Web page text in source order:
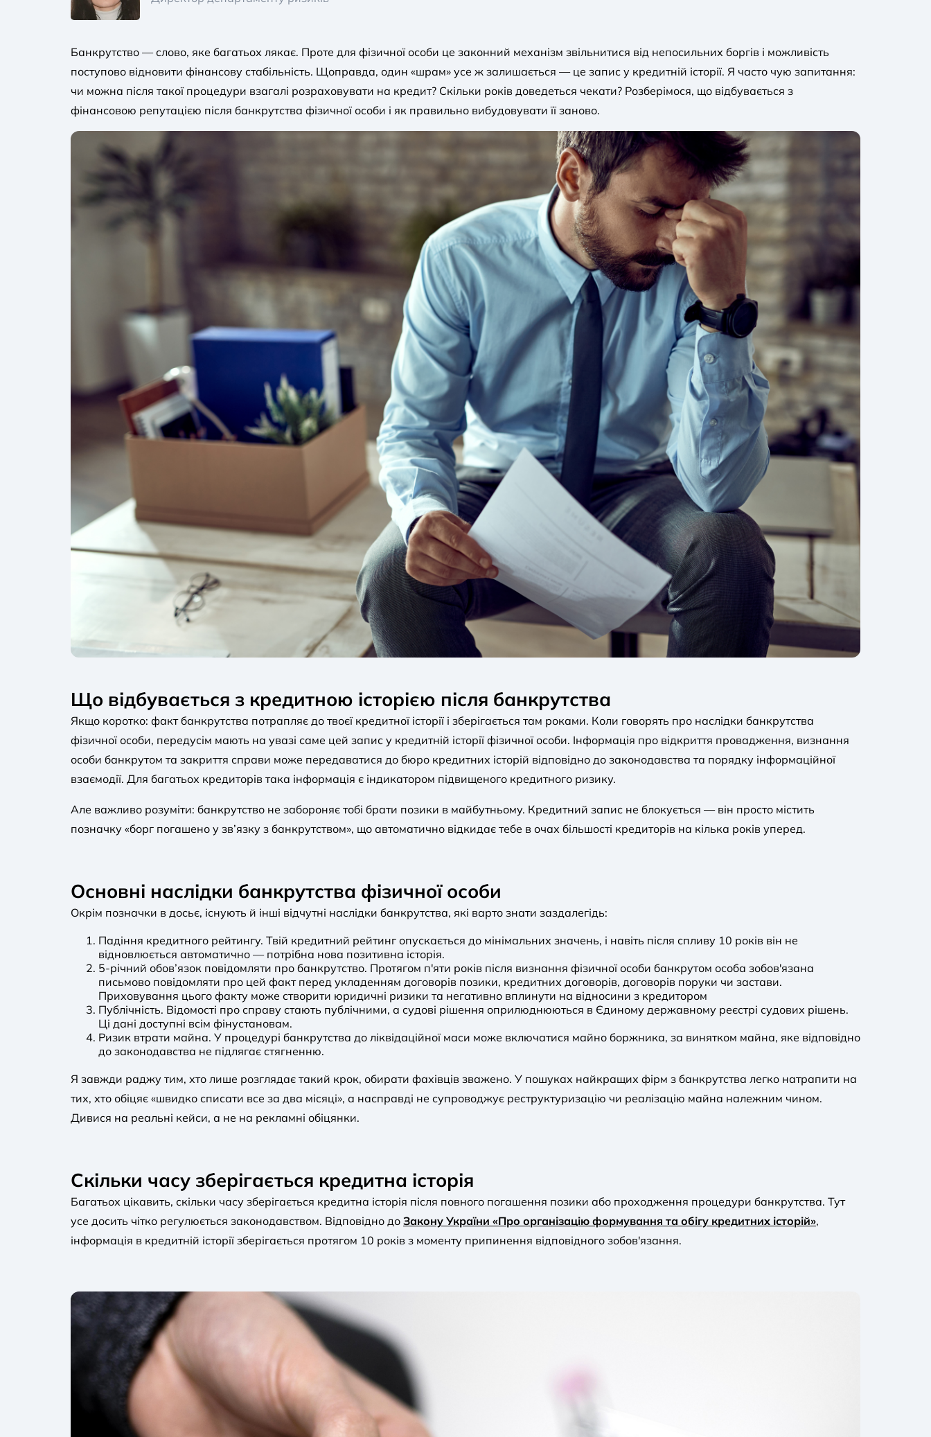
Банкрутство — слово, яке багатьох лякає. Проте для фізичної особи це законний механізм звільнитися від непосильних боргів і можливість
поступово відновити фінансову стабільність. Щоправда, один «шрам» усе ж залишається — це запис у кредитній історії. Я часто чую запитання:
чи можна після такої процедури взагалі розраховувати на кредит? Скільки років доведеться чекати? Розберімося, що відбувається з
фінансовою репутацією після банкрутства фізичної особи і як правильно вибудовувати її заново.
Що відбувається з кредитною історією після банкрутства
Якщо коротко: факт банкрутства потрапляє до твоєї кредитної історії і зберігається там роками. Коли говорять про наслідки банкрутства
фізичної особи, передусім мають на увазі саме цей запис у кредитній історії фізичної особи. Інформація про відкриття провадження, визнання
особи банкрутом та закриття справи може передаватися до бюро кредитних історій відповідно до законодавства та порядку інформаційної
взаємодії. Для багатьох кредиторів така інформація є індикатором підвищеного кредитного ризику.
Але важливо розуміти: банкрутство не забороняє тобі брати позики в майбутньому. Кредитний запис не блокується — він просто містить
позначку «борг погашено у зв’язку з банкрутством», що автоматично відкидає тебе в очах більшості кредиторів на кілька років уперед.
Основні наслідки банкрутства фізичної особи
Окрім позначки в досьє, існують й інші відчутні наслідки банкрутства, які варто знати заздалегідь:
Падіння кредитного рейтингу. Твій кредитний рейтинг опускається до мінімальних значень, і навіть після спливу 10 років він не
відновлюється автоматично — потрібна нова позитивна історія.
5-річний обов’язок повідомляти про банкрутство. Протягом п'яти років після визнання фізичної особи банкрутом особа зобов'язана
письмово повідомляти про цей факт перед укладенням договорів позики, кредитних договорів, договорів поруки чи застави.
Приховування цього факту може створити юридичні ризики та негативно вплинути на відносини з кредитором
Публічність. Відомості про справу стають публічними, а судові рішення оприлюднюються в Єдиному державному реєстрі судових рішень.
Ці дані доступні всім фінустановам.
Ризик втрати майна. У процедурі банкрутства до ліквідаційної маси може включатися майно боржника, за винятком майна, яке відповідно
до законодавства не підлягає стягненню.
Я завжди раджу тим, хто лише розглядає такий крок, обирати фахівців зважено. У пошуках найкращих фірм з банкрутства легко натрапити на
тих, хто обіцяє «швидко списати все за два місяці», а насправді не супроводжує реструктуризацію чи реалізацію майна належним чином.
Дивися на реальні кейси, а не на рекламні обіцянки.
Скільки часу зберігається кредитна історія
Багатьох цікавить, скільки часу зберігається кредитна історія після повного погашення позики або проходження процедури банкрутства. Тут
усе досить чітко регулюється законодавством. Відповідно до Закону України «Про організацію формування та обігу кредитних історій»,
інформація в кредитній історії зберігається протягом 10 років з моменту припинення відповідного зобов'язання.